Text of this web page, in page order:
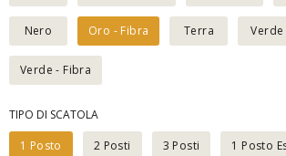
Nero Oro - Fibra Terra Verde
Verde - Fibra
TIPO DI SCATOLA
1 Posto
2 Posti 3 Posti 1 Posto